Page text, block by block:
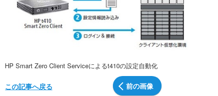
HP Smart Zero Client Serviceによるt410の設定自動化
前の画像
この記事へ戻る